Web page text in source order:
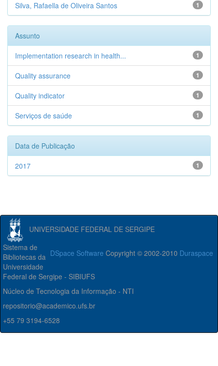
1
Silva, Rafaella de Oliveira Santos
Assunto
1
Implementation research in health...
1
Quality assurance
1
Quality indicator
1
Serviços de saúde
Data de Publicação
1
2017
UNIVERSIDADE FEDERAL DE SERGIPE
DSpace Software Copyright © 2002-2010 Duraspace
Sistema de
Bibliotecas da
Universidade
Federal de Sergipe - SIBIUFS
Núcleo de Tecnologia da Informação - NTI
repositorio@academico.ufs.br
+55 79 3194-6528